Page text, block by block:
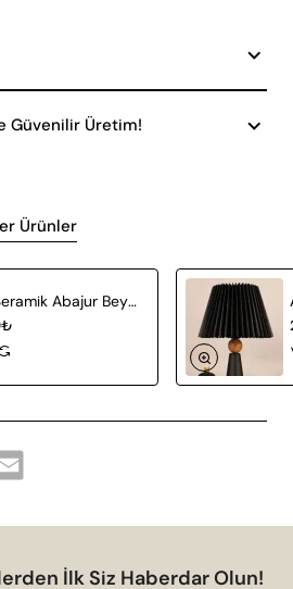
Güvenilir Üretim!
Ürünler
Achat Seramik Abajur Beyaz Hasır
Email
İlk Siz Haberdar Olun!